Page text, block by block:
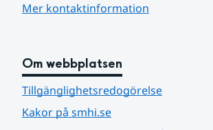
Mer kontaktinformation
Om webbplatsen
Tillgänglighetsredogörelse
Kakor på smhi.se